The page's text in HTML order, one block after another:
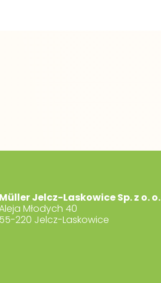
Müller Jelcz-Laskowice Sp. z o. o.
Młodych 40
55-220 Jelcz-Laskowice